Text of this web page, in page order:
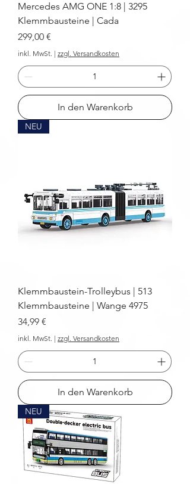
Mercedes AMG ONE 1:8 | 3295
Klemmbausteine | Cada
Preis
299,00 €
inkl. MwSt. | zzgl. Versandkosten
In den Warenkorb
NEU
Klemmbaustein-Trolleybus | 513
Klemmbausteine | Wange 4975
Preis
34,99 €
inkl. MwSt. | zzgl. Versandkosten
In den Warenkorb
NEU